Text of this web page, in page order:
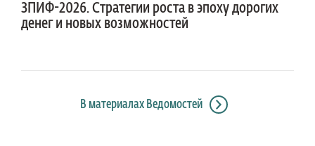
ЗПИФ-2026. Стратегии роста в эпоху дорогих
денег и новых возможностей
В материалах Ведомостей